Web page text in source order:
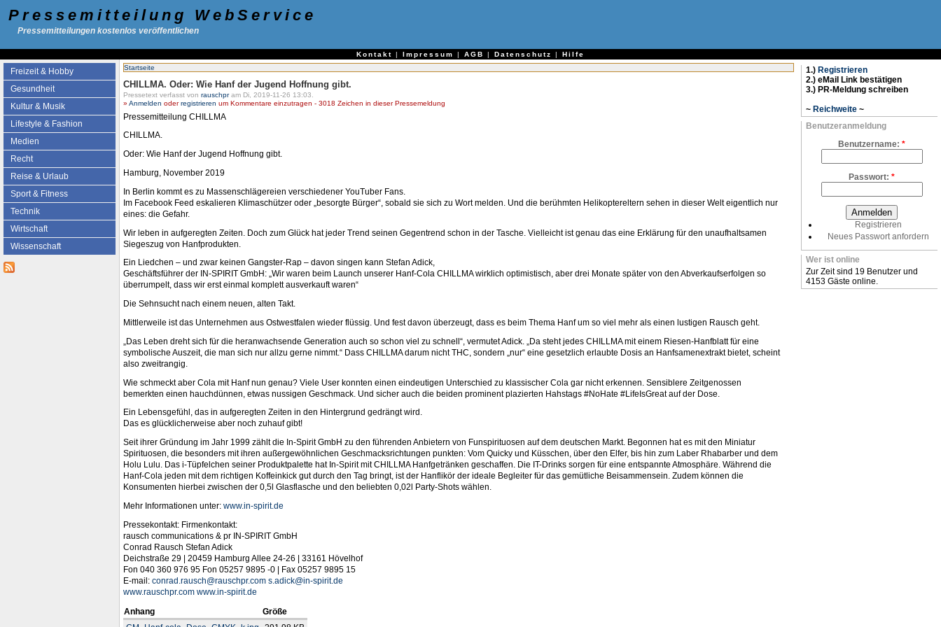
Pressemitteilung WebService
Pressemitteilungen kostenlos veröffentlichen
Kontakt | Impressum | AGB | Datenschutz | Hilfe
Freizeit & Hobby
Gesundheit
Kultur & Musik
Lifestyle & Fashion
Medien
Recht
Reise & Urlaub
Sport & Fitness
Technik
Wirtschaft
Wissenschaft
Startseite
CHILLMA. Oder: Wie Hanf der Jugend Hoffnung gibt.
Pressetext verfasst von rauschpram Di, 2019-11-26 13:03.
» Anmelden oderregistrieren um Kommentare einzutragen - 3018 Zeichen in dieser Pressemeldung
Pressemitteilung CHILLMA
CHILLMA.
Oder: Wie Hanf der Jugend Hoffnung gibt.
Hamburg, November 2019
In Berlin kommt es zu Massenschlägereien verschiedener YouTuber Fans.
Im Facebook Feed eskalieren Klimaschützer oder „besorgte Bürger“, sobald sie sich zu Wort melden. Und die berühmten Helikoptereltern sehen in dieser Welt eigentlich nur
eines: die Gefahr.
Wir leben in aufgeregten Zeiten. Doch zum Glück hat jeder Trend seinen Gegentrend schon in der Tasche. Vielleicht ist genau das eine Erklärung für den unaufhaltsamen
Siegeszug von Hanfprodukten.
Ein Liedchen – und zwar keinen Gangster-Rap – davon singen kann Stefan Adick,
Geschäftsführer der IN-SPIRIT GmbH: „Wir waren beim Launch unserer Hanf-Cola CHILLMA wirklich optimistisch, aber drei Monate später von den Abverkaufserfolgen so
überrumpelt, dass wir erst einmal komplett ausverkauft waren“
Die Sehnsucht nach einem neuen, alten Takt.
Mittlerweile ist das Unternehmen aus Ostwestfalen wieder flüssig. Und fest davon überzeugt, dass es beim Thema Hanf um so viel mehr als einen lustigen Rausch geht.
„Das Leben dreht sich für die heranwachsende Generation auch so schon viel zu schnell“, vermutet Adick. „Da steht jedes CHILLMA mit einem Riesen-Hanfblatt für eine
symbolische Auszeit, die man sich nur allzu gerne nimmt.“ Dass CHILLMA darum nicht THC, sondern „nur“ eine gesetzlich erlaubte Dosis an Hanfsamenextrakt bietet, scheint
also zweitrangig.
Wie schmeckt aber Cola mit Hanf nun genau? Viele User konnten einen eindeutigen Unterschied zu klassischer Cola gar nicht erkennen. Sensiblere Zeitgenossen
bemerkten einen hauchdünnen, etwas nussigen Geschmack. Und sicher auch die beiden prominent plazierten Hahstags #NoHate #LifeIsGreat auf der Dose.
Ein Lebensgefühl, das in aufgeregten Zeiten in den Hintergrund gedrängt wird.
Das es glücklicherweise aber noch zuhauf gibt!
Seit ihrer Gründung im Jahr 1999 zählt die In-Spirit GmbH zu den führenden Anbietern von Funspirituosen auf dem deutschen Markt. Begonnen hat es mit den Miniatur
Spirituosen, die besonders mit ihren außergewöhnlichen Geschmacksrichtungen punkten: Vom Quicky und Küsschen, über den Elfer, bis hin zum Laber Rhabarber und dem
Holu Lulu. Das i-Tüpfelchen seiner Produktpalette hat In-Spirit mit CHILLMA Hanfgetränken geschaffen. Die IT-Drinks sorgen für eine entspannte Atmosphäre. Während die
Hanf-Cola jeden mit dem richtigen Koffeinkick gut durch den Tag bringt, ist der Hanflikör der ideale Begleiter für das gemütliche Beisammensein. Zudem können die
Konsumenten hierbei zwischen der 0,5l Glasflasche und den beliebten 0,02l Party-Shots wählen.
Mehr Informationen unter: www.in-spirit.de
Pressekontakt: Firmenkontakt:
rausch communications & pr IN-SPIRIT GmbH
Conrad Rausch Stefan Adick
Deichstraße 29 | 20459 Hamburg Allee 24-26 | 33161 Hövelhof
Fon 040 360 976 95 Fon 05257 9895 -0 | Fax 05257 9895 15
E-mail: conrad.rausch@rauschpr.com s.adick@in-spirit.de
www.rauschpr.com www.in-spirit.de
Anhang
Größe
1.) Registrieren
2.) eMail Link bestätigen
3.) PR-Meldung schreiben
~ Reichweite ~
Benutzeranmeldung
Benutzername: *
Passwort: *
Registrieren
Neues Passwort anfordern
Wer ist online
Zur Zeit sind 19 Benutzer und
4153 Gäste online.